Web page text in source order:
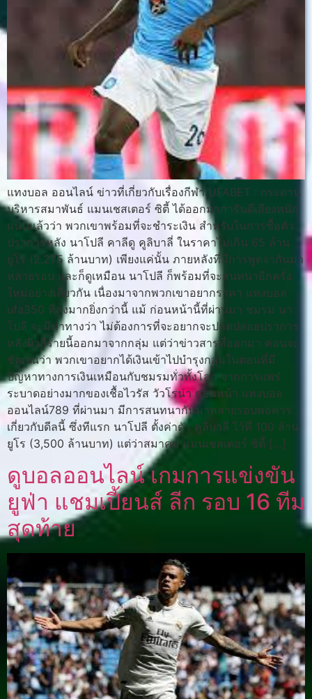
แทงบอล ออนไลน์ ข่าวที่เกี่ยวกับเรื่องกีฬา UFABET : กระดาน
บริหารสมาพันธ์ แมนเชสเตอร์ ซิตี้ ได้ออกมาการันตีเสียงหนัก
แน่นแล้วว่า พวกเขาพร้อมที่จะชำระเงิน สำหรับในการซื้อตัว
ปราการหลัง นาโปลี คาลีดู คูลิบาลี่ ในราคาไม่เกิน 65 ล้าน
ยูโร (2,275 ล้านบาท) เพียงแค่นั้น ภายหลังที่มีการพูดจากันมา
หลายรอบ และก็ดูเหมือน นาโปลี ก็พร้อมที่จะสนทนาอีกครั้ง
ใหม่อย่างเดียวกัน เนื่องมาจากพวกเขาอยากราคา แทงบอล
ufa350 ที่สูงมากยิ่งกว่านี้ แม้ ก่อนหน้านี้ที่ผ่านมา ชมรม นา
โปลี จะมีท่าทางว่า ไม่ต้องการที่จะอยากจะปลดปล่อยปราการ
หลังผิวสีรายนี้ออกมาจากกลุ่ม แต่ว่าข่าวสารที่ออกมา ค่อนจะ
ชัดเจนว่า พวกเขาอยากได้เงินเข้าไปบำรุงกลุ่มในตอนที่มี
ปัญหาทางการเงินเหมือนกับชมรมทั่วทั้งโลก จากการแพร่
ระบาดอย่างมากของเชื้อไวรัส วัวโรน่า ก่อนหน้า แทงบอล
ออนไลน์789 ที่ผ่านมา มีการสนทนากันมาหลายรอบพอควร
เกี่ยวกับดีลนี้ ซึ่งทีแรก นาโปลี ตั้งค่าตัว คูลิบาลี่ ไว้ที่ 100 ล้าน
ยูโร (3,500 ล้านบาท) แต่ว่าสมาคม แมนเชสเตอร์ ซิตี้ […]
ดูบอลออนไลน์ เกมการแข่งขัน
ยูฟ่า แชมเปี้ยนส์ ลีก รอบ 16 ทีม
สุดท้าย